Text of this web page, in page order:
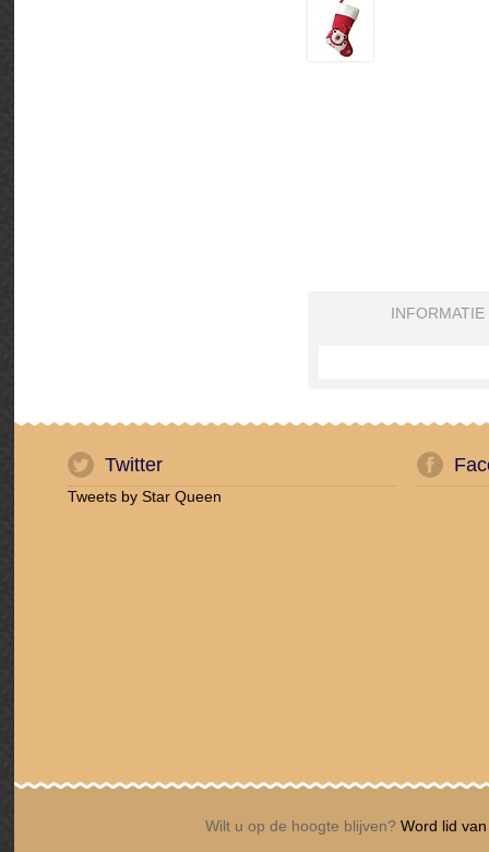
INFORMATIE
Twitter
Tweets by Star Queen
Wilt u op de hoogte blijven? Word lid